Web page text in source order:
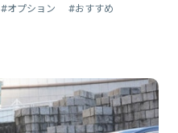
#オプション
#おすすめ